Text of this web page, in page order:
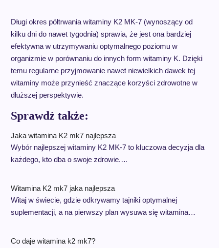
Długi okres półtrwania witaminy K2 MK-7 (wynoszący od
kilku dni do nawet tygodnia) sprawia, że jest ona bardziej
efektywna w utrzymywaniu optymalnego poziomu w
organizmie w porównaniu do innych form witaminy K. Dzięki
temu regularne przyjmowanie nawet niewielkich dawek tej
witaminy może przynieść znaczące korzyści zdrowotne w
dłuższej perspektywie.
Sprawdź także:
Jaka witamina K2 mk7 najlepsza
Wybór najlepszej witaminy K2 MK-7 to kluczowa decyzja dla
każdego, kto dba o swoje zdrowie.…
Witamina K2 mk7 jaka najlepsza
Witaj w świecie, gdzie odkrywamy tajniki optymalnej
suplementacji, a na pierwszy plan wysuwa się witamina…
Co daje witamina k2 mk7?